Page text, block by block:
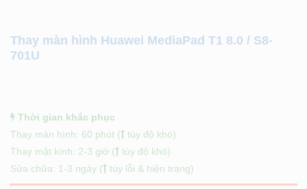
Thay màn hình Huawei MediaPad T1 8.0 / S8-
701U
Thời gian khắc phục
Thay màn hình: 60 phút (
tùy độ khó)
Thay mặt kính: 2-3 giờ (
tùy độ khó)
Sửa chữa: 1-3 ngày (
tùy lỗi & hiện trạng)